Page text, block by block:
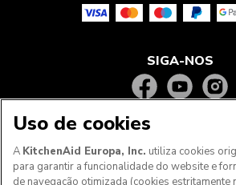
SIGA-NOS
Uso de cookies
A KitchenAid Europa, Inc. utiliza cookies
para garantir a funcionalidade do website e